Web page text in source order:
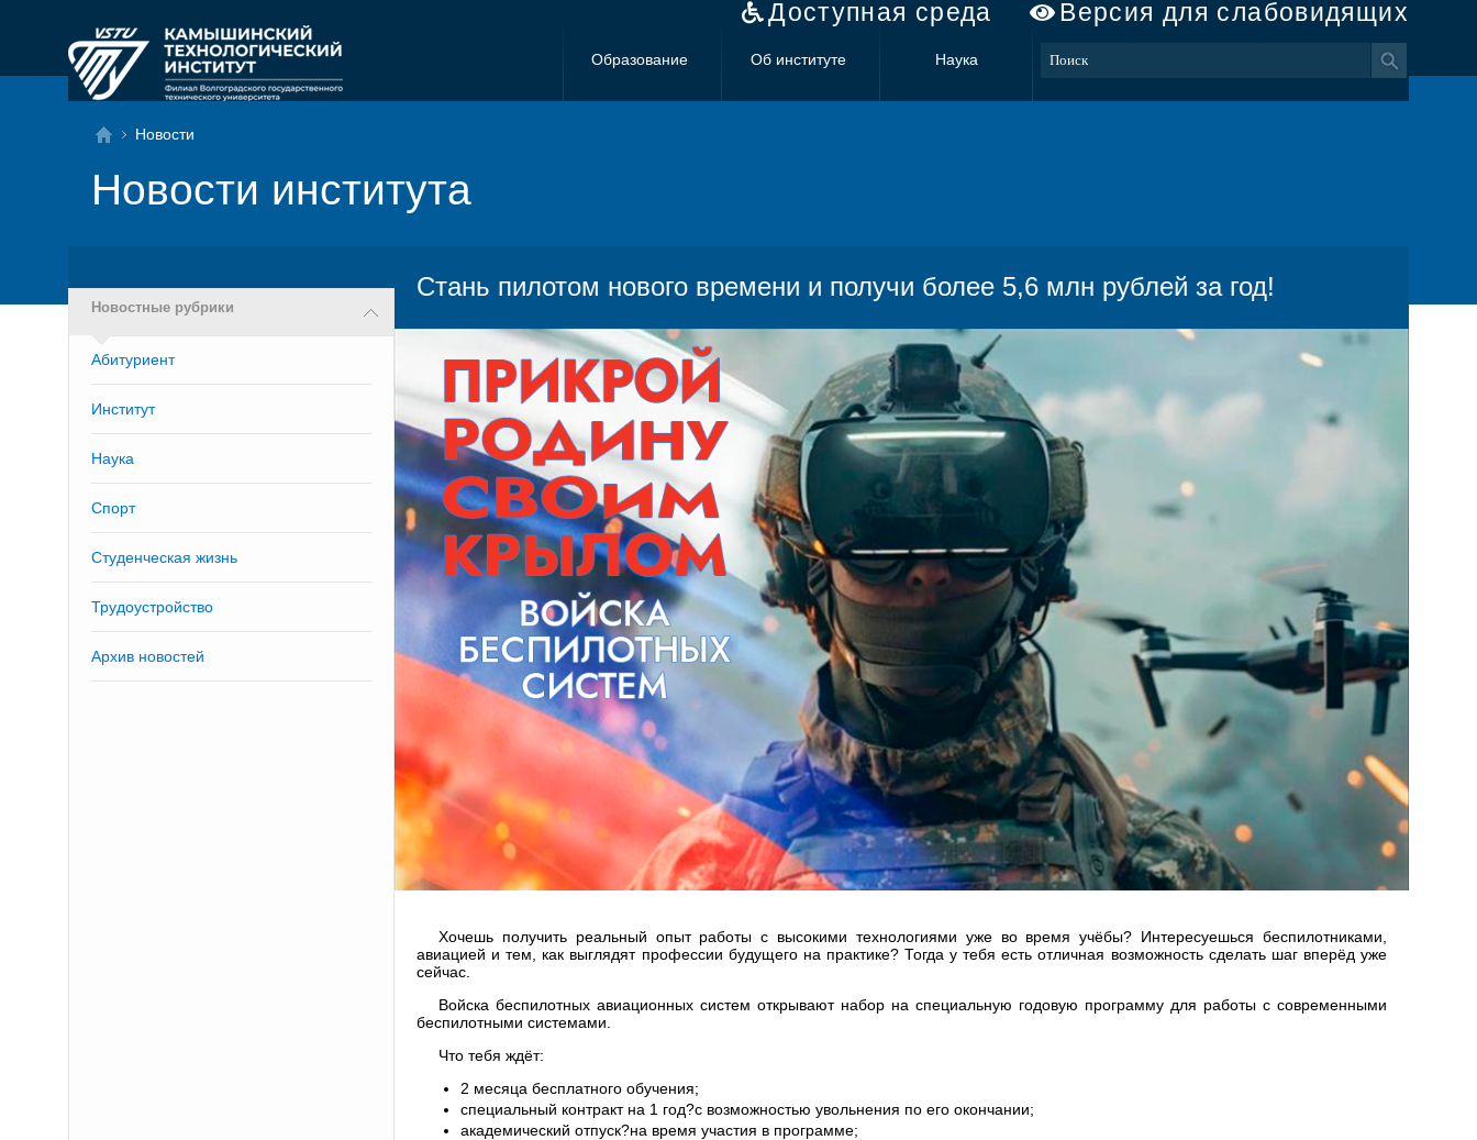
Доступная среда Версия для слабовидящих
Образование Об институте Наука
Новости
Новости института
Новостные рубрики
Абитуриент
Институт
Наука
Спорт
Студенческая жизнь
Трудоустройство
Архив новостей
Стань пилотом нового времени и получи более 5,6 млн рублей за год!
Хочешь получить реальный опыт работы с высокими технологиями уже во время учёбы? Интересуешься беспилотниками,
авиацией и тем, как выглядят профессии будущего на практике? Тогда у тебя есть отличная возможность сделать шаг вперёд уже
сейчас.
Войска беспилотных авиационных систем открывают набор на специальную годовую программу для работы с современными
беспилотными системами.
Что тебя ждёт:
2 месяца бесплатного обучения;
специальный контракт на 1 год?с возможностью увольнения по его окончании;
академический отпуск?на время участия в программе;